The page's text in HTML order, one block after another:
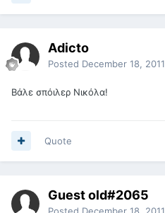
Adicto
Posted December 18, 2011
Βάλε σπόιλερ Νικόλα!
Quote
Guest old#2065